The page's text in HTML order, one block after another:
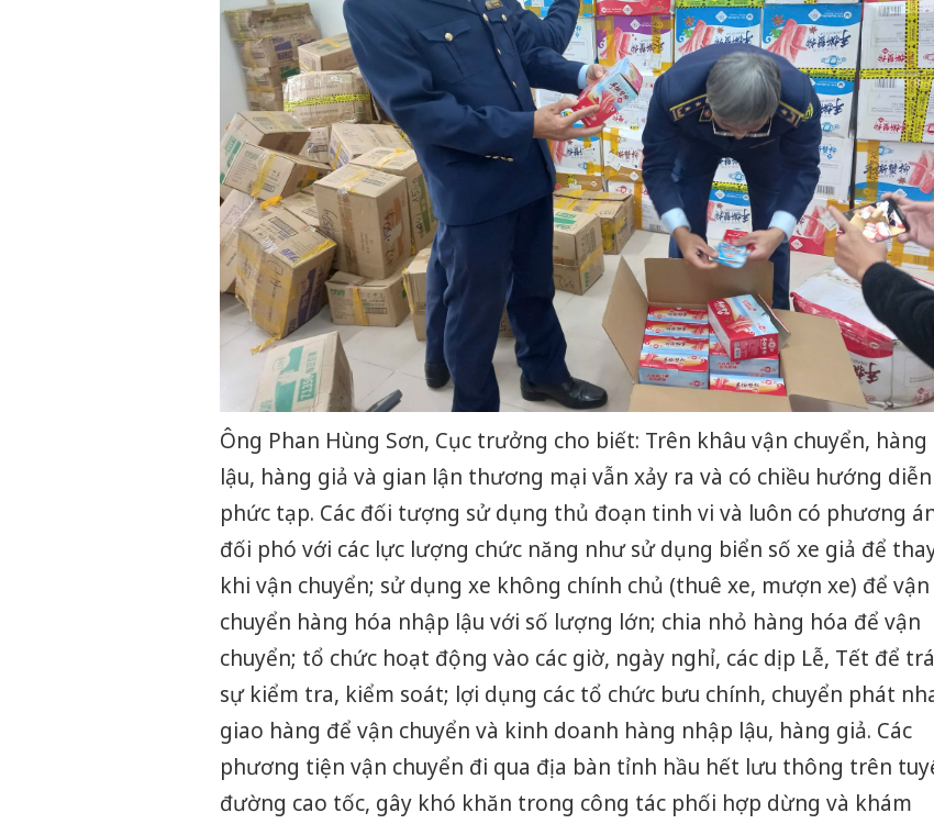
Ông Phan Hùng Sơn, Cục trưởng cho biết: Trên khâu vận chuyển, hàng
lậu, hàng giả và gian lận thương mại vẫn xảy ra và có chiều hướng
phức tạp. Các đối tượng sử dụng thủ đoạn tinh vi và luôn có phương
đối phó với các lực lượng chức năng như sử dụng biển số xe giả để
khi vận chuyển; sử dụng xe không chính chủ (thuê xe, mượn xe) để vận
chuyển hàng hóa nhập lậu với số lượng lớn; chia nhỏ hàng hóa để vận
chuyển; tổ chức hoạt động vào các giờ, ngày nghỉ, các dịp Lễ, Tết để
sự kiểm tra, kiểm soát; lợi dụng các tổ chức bưu chính, chuyển phát
giao hàng để vận chuyển và kinh doanh hàng nhập lậu, hàng giả. Các
phương tiện vận chuyển đi qua địa bàn tỉnh hầu hết lưu thông trên
đường cao tốc, gây khó khăn trong công tác phối hợp dừng và khám